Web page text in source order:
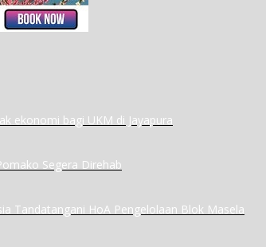
ekonomi bagi UKM di Jayapura
Segera Direhab
Tandatangani HoA Pengelolaan Blok Masela